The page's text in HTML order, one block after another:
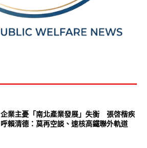
企業主憂「南北產業發展」失衡 張啓楷疾
呼賴清德：莫再空談、速核高鐵聯外軌道